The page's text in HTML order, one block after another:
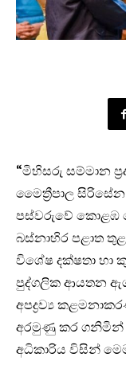
“මිහිසරු සම්මාන
මෛත්‍රීපාල
පස්වරුවේ කොළඹ
බස්නාහිර පළාත
විශේෂ දක්ෂතා හා
පුද්ගලික ආයතන
අපද්‍රව්‍ය
අරමුණු කර ගනිමින්
අධිකාරිය විසින්